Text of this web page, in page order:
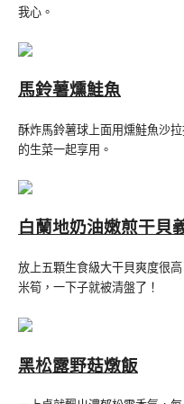
我心。
馬鈴薯燻鮭魚
酥炸馬鈴薯球上面用燻鮭魚沙
的生菜一起享用。
白蘭地奶油嫩煎干貝
放上五顆生食級大干貝爽度很
米筍，一下子就被清盤了！
黑松露野菇燉飯